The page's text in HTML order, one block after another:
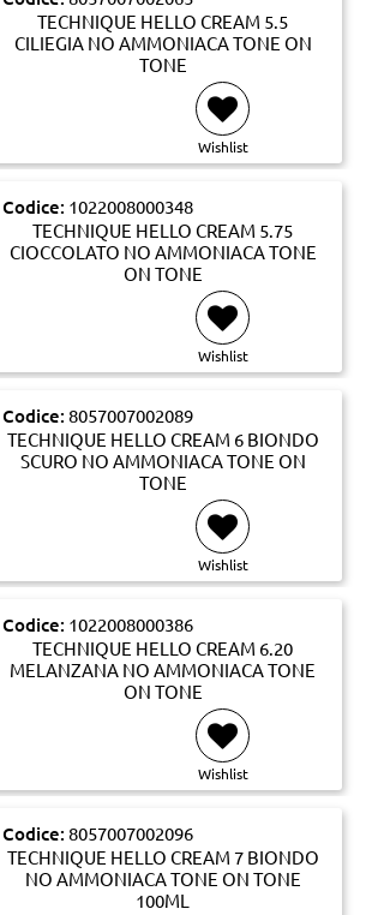
TECHNIQUE HELLO CREAM 5.5
CILIEGIA NO AMMONIACA TONE ON
TONE
Wishlist
Codice: 1022008000348
TECHNIQUE HELLO CREAM 5.75
CIOCCOLATO NO AMMONIACA TONE
ON TONE
Wishlist
Codice: 8057007002089
TECHNIQUE HELLO CREAM 6 BIONDO
SCURO NO AMMONIACA TONE ON
TONE
Wishlist
Codice: 1022008000386
TECHNIQUE HELLO CREAM 6.20
MELANZANA NO AMMONIACA TONE
ON TONE
Wishlist
Codice: 8057007002096
TECHNIQUE HELLO CREAM 7 BIONDO
NO AMMONIACA TONE ON TONE
100ML